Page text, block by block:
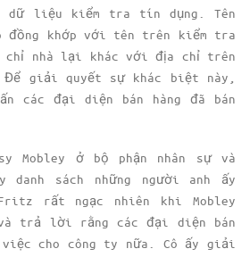
dữ liệu kiểm tra tín dụng. Tên
đồng khớp với tên trên kiểm tra
chỉ nhà lại khác với địa chỉ trên
giải quyết sự khác biệt này,
các đại diện bán hàng đã bán
Mobley ở bộ phận nhân sự và
danh sách những người anh ấy
rất ngạc nhiên khi Mobley
và trả lời rằng các đại diện bán
việc cho công ty nữa. Cô ấy giải